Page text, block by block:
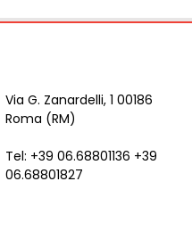
Via G. Zanardelli, 1 00186
Roma (RM)
Tel: +39 06.68801136 +39
06.68801827